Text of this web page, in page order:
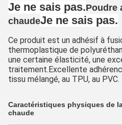
Je ne sais pas.Poudre
chaudeJe ne sais pas.
Ce produit est un adhésif à
thermoplastique de
une certaine élasticité, une
traitement.Excellente
tissu mélangé, au TPU, au PVC.
Caractéristiques physiques de
chaude